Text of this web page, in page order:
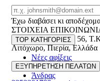
Email
Έχω διαβάσει κι
ΣΤΟΙΧΕΙΑ
Βασ. Κωνσταντίνου 56,
Λιτόχωρο,Πιερία,Ελλάδα
ΓΕΜΗ:165892448000
TOP ΚΑΤΗΓΟΡΙΕΣ
Νέες αφίξεις
Γυναίκα
Άνδρας
ΕΞΥΠΗΡΕΤΗΣΗ ΠΕΛΑΤΩΝ